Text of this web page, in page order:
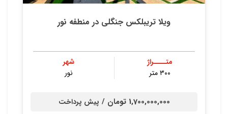
ویلا تریبلکس جنگلي در منطفه نور
متــــراژ
۳۰۰ متر
شهر
نور
1,700,000,000 تومان / پیش پرداخت